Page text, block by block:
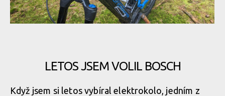
Čistý displej, žádné zbytečné kabely navíc
LETOS JSEM VOLIL BOSCH
Když jsem si letos vybíral elektrokolo, jedním z